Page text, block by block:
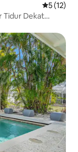
Nilai rata-
5 (12)
Tidur Dekat